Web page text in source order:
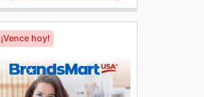
¡Vence hoy!